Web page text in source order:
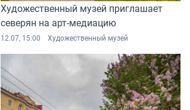
Художественный музей приглашает
северян на арт-медиацию
12.07, 15:00 Художественный музей